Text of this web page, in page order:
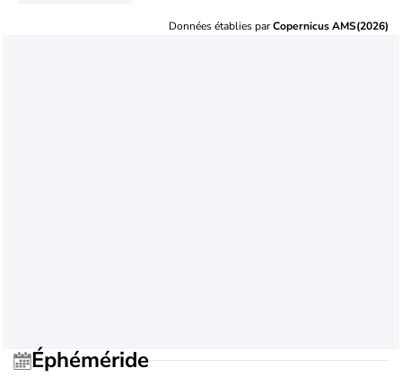
Données établies parCopernicus AMS(2026)
Éphéméride